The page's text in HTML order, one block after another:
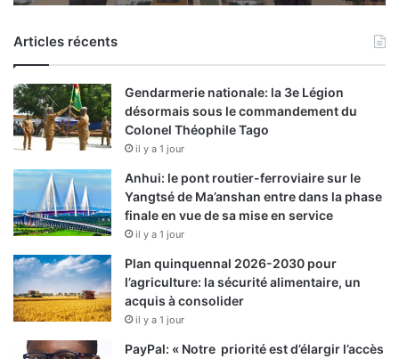
Articles récents
Gendarmerie nationale: la 3e Légion
désormais sous le commandement du
Colonel Théophile Tago
il y a 1 jour
Anhui: le pont routier-ferroviaire sur le
Yangtsé de Ma’anshan entre dans la phase
finale en vue de sa mise en service
il y a 1 jour
Plan quinquennal 2026-2030 pour
l’agriculture: la sécurité alimentaire, un
acquis à consolider
il y a 1 jour
PayPal: « Notre priorité est d’élargir l’accès